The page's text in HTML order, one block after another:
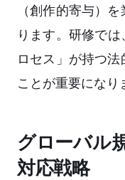
（創作的寄与）
ります。研修で
ロセス」が持つ
ことが重要になり
グローバル
対応戦略